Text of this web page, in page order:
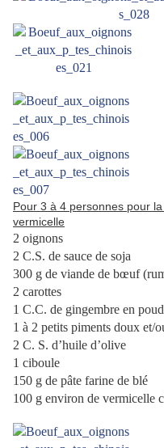
Pour 3 à 4 personnes pour
vermicelle
2 oignons
2 C.S. de sauce de soja
300 g de viande de bœuf
2 carottes
1 C.C. de gingembre en
1 à 2 petits piments doux et/
2 C. S. d’huile d’olive
1 ciboule
150 g de pâte farine de blé
100 g environ de vermicelle